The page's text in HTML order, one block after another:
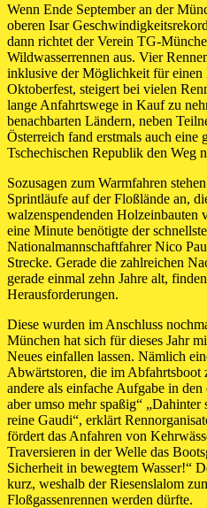
Wenn Ende September an der
oberen Isar
dann richtet der Verein TG-
Wildwasserrennen aus. Vier
inklusive der Möglichkeit für einen
Oktoberfest, steigert bei vielen
lange Anfahrtswege in Kauf zu
benachbarten Ländern, neben
Österreich fand erstmals auch eine
Tschechischen Republik den Weg
Sozusagen zum Warmfahren
Sprintläufe auf der Floßlände an,
walzenspendenden Holzeinbauten
eine Minute benötigte der
Nationalmannschaftfahrer Nico
Strecke. Gerade die zahlreichen
gerade einmal zehn Jahre alt,
Herausforderungen.
Diese wurden im Anschluss
München hat sich für dieses Jahr
Neues einfallen lassen. Nämlich
Abwärtstoren, die im Abfahrtsboot
andere als einfache Aufgabe in
aber umso mehr spaßig“
reine Gaudi“, erklärt
fördert das Anfahren von
Traversieren in der Welle das
Sicherheit in bewegtem Wasser!“
kurz, weshalb der Riesenslalom
Floßgassenrennen werden dürfte.